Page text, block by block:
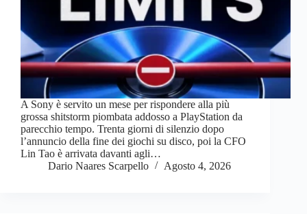
A Sony è servito un mese per rispondere alla più
grossa shitstorm piombata addosso a PlayStation da
parecchio tempo. Trenta giorni di silenzio dopo
l’annuncio della fine dei giochi su disco, poi la CFO
Lin Tao è arrivata davanti agli…
Dario Naares Scarpello
Agosto 4, 2026